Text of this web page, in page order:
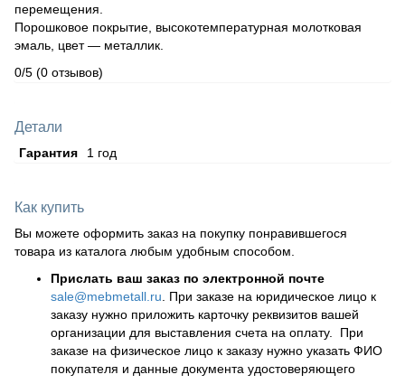
перемещения.
Порошковое покрытие, высокотемпературная молотковая
эмаль, цвет — металлик.
0/5 (0 отзывов)
Детали
Гарантия 1 год
Как купить
Вы можете оформить заказ на покупку понравившегося
товара из каталога любым удобным способом.
Прислать ваш заказ по электронной почте
sale@mebmetall.ru . При заказе на юридическое лицо к
заказу нужно приложить карточку реквизитов вашей
организации для выставления счета на оплату. При
заказе на физическое лицо к заказу нужно указать ФИО
покупателя и данные документа удостоверяющего